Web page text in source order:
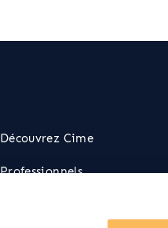
Découvrez Cime
Professionnels